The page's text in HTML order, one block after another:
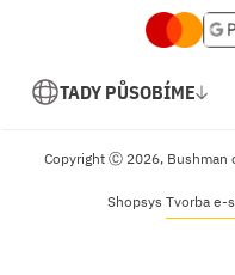
TADY PŮSOBÍME
Copyright Ⓒ 2026, Bushman
Shopsys Tvorba e-